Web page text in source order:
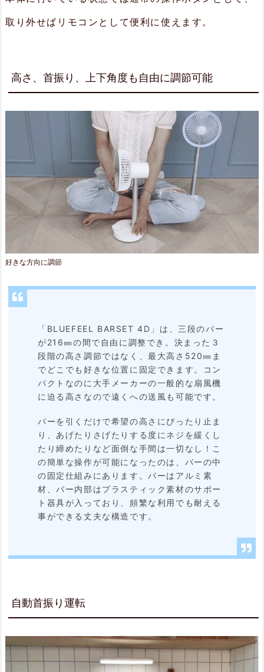
2.
4.
L
ー
ー
搭
載
コ
ン
ク
ト
ま
と
取り外せばリモコンとして便利に使えます。
高さ、首振り、上下角度も自由に調節可能
好きな方向に調節
「BLUEFEEL BARSET 4D」は、三段のバー
が216㎜の間で自由に調整でき。決まった３
段階の高さ調節ではなく、最大高さ520㎜ま
でどこでも好きな位置に固定できます。コン
パクトなのに大手メーカーの一般的な扇風機
に迫る高さなので遠くへの送風も可能です。
バーを引くだけで希望の高さにぴったり止ま
り、あげたりさげたりする度にネジを緩くし
たり締めたりなど面倒な手間は一切なし！こ
の簡単な操作が可能になったのは、バーの中
の固定仕組みにあります。バーはアルミ素
材、バー内部はプラスティック素材のサポー
ト器具が入っており、頻繁な利用でも耐える
事ができる丈夫な構造です。
自動首振り運転